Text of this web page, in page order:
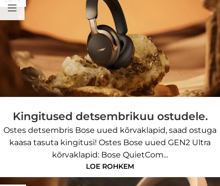
Kingitused detsembrikuu ostudele.
Ostes detsembris Bose uued kõrvaklapid, saad ostuga
kaasa tasuta kingitusi! Ostes Bose uued GEN2 Ultra
kõrvaklapid: Bose QuietCom...
LOE ROHKEM